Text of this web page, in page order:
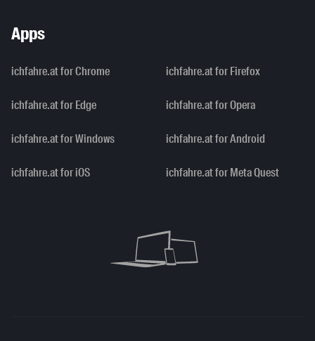
Apps
ichfahre.at for Chrome ichfahre.at for Firefox
ichfahre.at for Edge ichfahre.at for Opera
ichfahre.at for Windows ichfahre.at for Android
ichfahre.at for iOS ichfahre.at for Meta Quest